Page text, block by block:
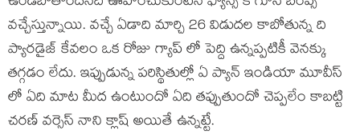
వచ్చేస్తున్నాయి. వచ్చే ఏడాది మార్చి 26 విడుదల కాబోతున్న ది
ప్యారడైజ్ కేవలం ఒక రోజు గ్యాప్ లో పెద్ది ఉన్నప్పటికీ వెనక్కు
తగ్గడం లేదు. ఇప్పుడున్న పరిస్థితుల్లో ఏ ప్యాన్ ఇండియా మూవీస్
లో ఏది మాట మీద ఉంటుందో ఏది తప్పుతుందో చెప్పలేం కాబట్టి
చరణ్ వర్సెస్ నాని క్లాష్ అయితే ఉన్నట్టే.